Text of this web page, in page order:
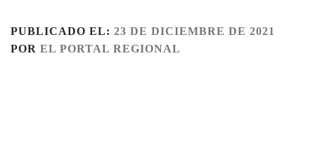
PUBLICADO EL: 23 DE DICIEMBRE DE 2021
POR EL PORTAL REGIONAL